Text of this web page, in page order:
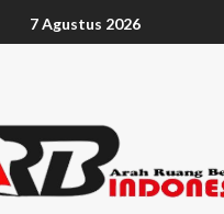
7 Agustus 2026